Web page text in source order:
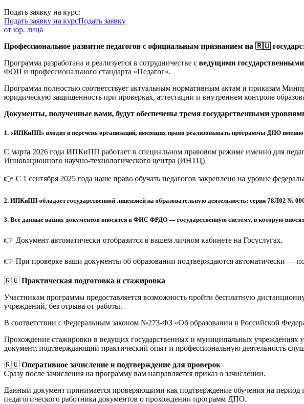
Подать заявку на курс:
Подать заявку на курсПодать заявку
от юр. лица
Профессиональное развитие педагогов с официальным признанием на 🇷🇺
Программа разработана и реализуется в сотрудничестве с ведущими
ФОП и профессионального стандарта «Педагог».
Программа полностью соответствует актуальным нормативным актам и приказам
юридическую защищенность при проверках, аттестации и внутреннем контроле
Документы, полученные вами, будут обеспечены тремя государственными
1. «ИПКиПП» входит в перечень организаций, имеющих право реализовывать программы ДПО именно
С марта 2026 года ИПКиПП работает в специальном правовом режиме именно для
Инновационного научно-технологического центра (ИНТЦ)
👉 С 1 сентября 2025 года наше право обучать педагогов закреплено на уровне
2. ИПКиПП обладает государственной лицензией на образовательную деятельность: серия 78Л02 №
3. Все данные ваших документов вносятся в ФИС ФРДО — государственную систему, в которую
👉 Документ автоматически отобразится в вашем личном кабинете на Госуслугах.
👉 При проверке ваши документы об образовании подтверждаются автоматически —
🇷🇺 Практическая подготовка и стажировка
Участникам программы предоставляется возможность пройти бесплатную
учреждений, без отрыва от работы.
В соответствии с Федеральным законом №273-ФЗ «Об образовании в Российской
Прохождение стажировки в ведущих государственных и муниципальных учреждениях
документ, подтверждающий практический опыт и профессиональную деятельность
🇷🇺 Оперативное зачисление и подтверждение для проверок
Сразу после зачисления на программу вам направляется приказ о зачислении.
Данный документ принимается проверяющими как подтверждение обучения на период
педагогического работника документов о прохождении программ ДПО.